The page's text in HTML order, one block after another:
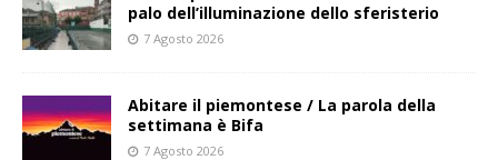
palo dell’illuminazione dello sferisterio
7 Agosto 2026
Abitare il piemontese / La parola della
settimana è Bifa
7 Agosto 2026